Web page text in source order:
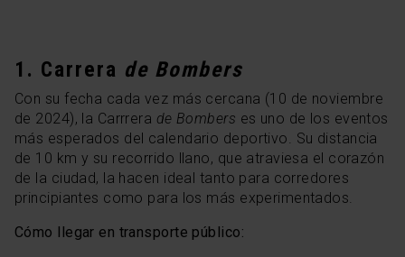
1. Carrera de Bombers
Con su fecha cada vez más cercana (10 de noviembre
de 2024), la Carrrera de Bombers es uno de los eventos
más esperados del calendario deportivo. Su distancia
de 10 km y su recorrido llano, que atraviesa el corazón
de la ciudad, la hacen ideal tanto para corredores
principiantes como para los más experimentados.
Cómo llegar en transporte público: